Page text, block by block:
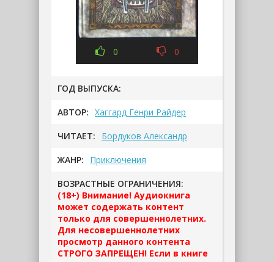
0 0
ГОД ВЫПУСКА:
АВТОР: Хаггард Генри Райдер
ЧИТАЕТ: Бордуков Александр
ЖАНР: Приключения
ВОЗРАСТНЫЕ ОГРАНИЧЕНИЯ:
(18+) Внимание! Аудиокнига
может содержать контент
только для совершеннолетних.
Для несовершеннолетних
просмотр данного контента
СТРОГО ЗАПРЕЩЕН! Если в книге